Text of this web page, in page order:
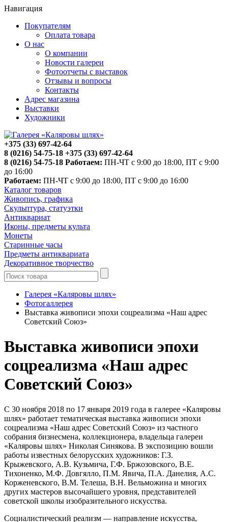
Навигация
Покупателям
Оплата товара
О нас
О компании
Новости галереи
Фотоотчеты с выставок
Отзывы и вопросы
Контакты
Адрес магазина
Выставки
Художники
+375 (33) 697-42-64
8 (0216) 54-75-18 +375 (33) 697-42-64
8 (0216) 54-75-18 Работаем: ПН-ЧТ с 9:00 до 18:00, ПТ с 9:00
до 16:00
Работаем: ПН-ЧТ с 9:00 до 18:00, ПТ с 9:00 до 16:00
Каталог товаров
Живопись, графика
Скульптура, статуэтки
Антиквариат
Иконы, предметы культа
Монеты
Старинные часы
Предметы антиквариата
Декоративное творчество
Галерея «Каляровы шлях»
Фотогаллерея
Выставка живописи эпохи соцреализма «Наш адрес
Советский Союз»
Выставка живописи эпохи
соцреализма «Наш адрес
Советский Союз»
С 30 ноября 2018 по 17 января 2019 года в галерее «Каляровы
шлях» работает тематическая выставка живописи эпохи
соцреализма «Наш адрес Советский Союз» из частного
собрания бизнесмена, коллекционера, владельца галереи
«Каляровы шлях» Николая Синякова. В экспозицию вошли
работы известных белорусских художников: Г.З.
Крыжевского, А.В. Кузьмича, Г.Ф. Бржозовского, В.Е.
Тихоненко, М.Ф. Довгялло, П.М. Явича, П.А. Данелия, А.С.
Корженевского, В.М. Телеша, В.Н. Вельможина и многих
других мастеров высочайшего уровня, представителей
советской школы изобразительного искусства.
Социалистический реализм — направление искусства,